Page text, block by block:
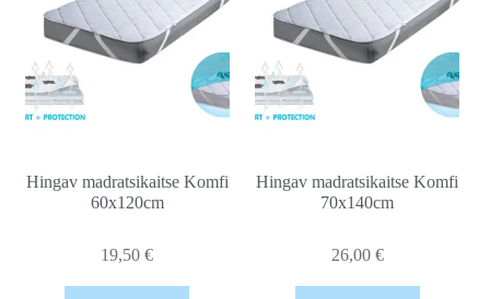
Hingav madratsikaitse Komfi
60x120cm
19,50€
Hingav madratsikaitse Komfi
70x140cm
26,00 €